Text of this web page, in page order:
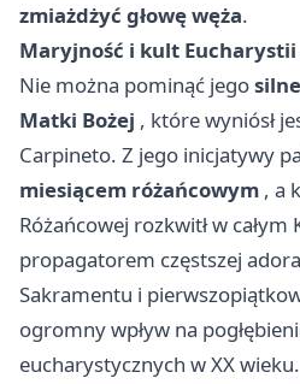
zmiażdżyć głowę węża.
Maryjność i kult
Nie można pominąć jego
Matki Bożej , które wyniósł
Carpineto. Z jego inicjatywy
miesiącem różańcowym , a
Różańcowej rozkwitł w całym
propagatorem częstszej
Sakramentu i
ogromny wpływ na
eucharystycznych w XX wieku.